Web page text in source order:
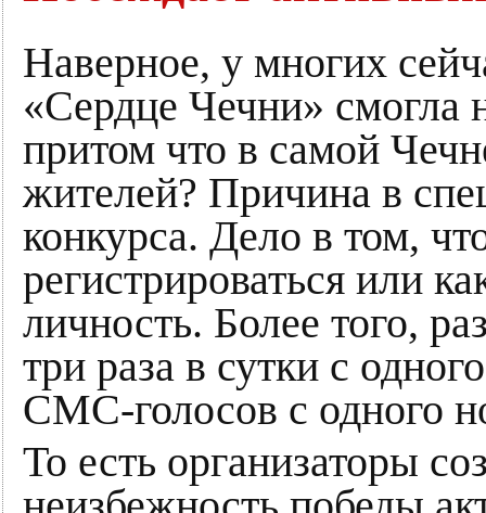
Наверное, у многих
«Сердце Чечни» смогла
притом что в самой
жителей? Причина в
конкурса. Дело в том,
регистрироваться или
личность. Более того,
три раза в сутки с
СМС-голосов с одного
То есть организаторы